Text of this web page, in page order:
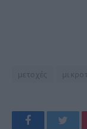
μετοχές
Facebook